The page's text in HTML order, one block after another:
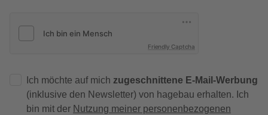
Friendly Captcha
Ich möchte auf mich zugeschnittene E-Mail-Werbung
(inklusive den Newsletter) von hagebau erhalten. Ich
bin mit der Nutzung meiner personenbezogenen